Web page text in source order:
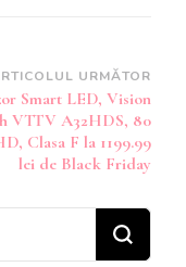
URMĂTOR
Smart LED, Vision
VTTV A32HDS, 80
Clasa F la 1199.99
lei de Black Friday